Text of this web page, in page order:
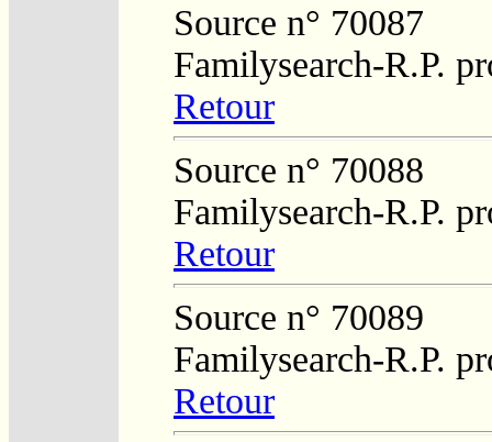
Source n° 70087
Familysearch-R.P.
Retour
Source n° 70088
Familysearch-R.P.
Retour
Source n° 70089
Familysearch-R.P.
Retour